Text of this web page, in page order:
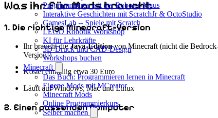
Programmieren mit der Roboter-Maus
Interaktive Geschichten mit ScratchJr & OctoStudio
GamesLab -- Spiele mit Scratch
LEGO Robotik Workshop
KI für Lehrkräfte
3D-Druck und CAD-Design
Workshops buchen
Minecraft
Das Buch: Programmieren lernen in Minecraft
Eigene Mods mit MCreator
Minecraft Mods
Online Programmierkurs
Selber machen
Was ihr für Mods braucht
1. Die richtige Minecraft-Version
Ihr braucht dieJava-Editionvon Minecraft (nicht die
Version!)
Kostet einmalig etwa 30 Euro
Läuft auf Windows, Mac und Linux
2. Einen passenden Computer